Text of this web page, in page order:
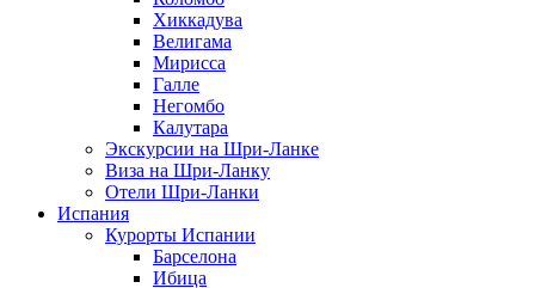
Хиккадува
Велигама
Мирисса
Галле
Негомбо
Калутара
Экскурсии на Шри-Ланке
Виза на Шри-Ланку
Отели Шри-Ланки
Испания
Курорты Испании
Барселона
Ибица